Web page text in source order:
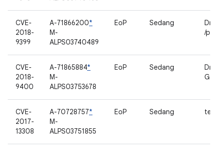
CVE-
2018-
9399
A-71866200*
M-
ALPS03740489
EoP Sedang
/
CVE-
2018-
9400
A-71865884*
M-
ALPS03753678
EoP Sedang
CVE-
2017-
13308
A-70728757*
M-
ALPS03751855
EoP Sedang